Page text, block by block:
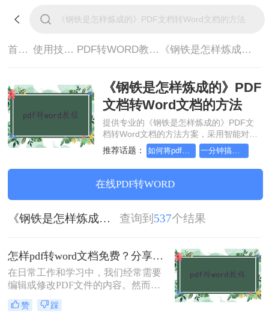
首页> 使用技巧> PDF转WORD教程> 《钢铁是怎样炼成的》PDF文档转Word文档的方法
《钢铁是怎样炼成的》PDF
文档转Word文档的方法
提供专业的《钢铁是怎样炼成的》PDF文
档转Word文档的方法方案，采用智能对象
流重构技术，确保文档1:1高保真还原且排
版不乱码。支持一键批量处理，全链路
SSL 加密保障隐私安全。助您快速实现
《钢铁是怎样炼成的》PDF文档转Word文
档的方法，无需安装，高效办公。
推荐话题： 如何将pdf转换为word，分享一种简单的方法
在线PDF转WORD
《钢铁是怎样炼成的》PDF文档转Word文档的方法 查询到 537个结果
怎样pdf转word文档免费？分享这3种转换方法!
在日常工作和学习中，我们经常需要
编辑或修改PDF文件的内容。然而，
由于PDF格式的只读特性，直接编辑
并不容易。那么怎样pdf转word文档免
赞 踩